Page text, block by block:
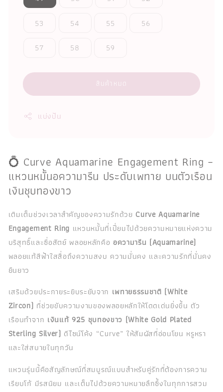
53
54 55
56
57
58 59
สินค้าหมด
แบ่งปัน
💍 Curve Aquamarine Engagement Ring –
แหวนหมั้นอความารีน ประดับเพทาย บนตัวเรือน
เงินชุบทองขาว
เติมเต็มช่วงเวลาสำคัญของความรักด้วย Curve Aquamarine
Engagement Ring แหวนหมั้นที่เปี่ยมไปด้วยความหมายแห่งความ
บริสุทธิ์และซื่อสัตย์ พลอยหลักคือ อความารีน (Aquamarine)
พลอยแท้สีฟ้าใสสื่อถึงความสงบ ความมั่นคง และความรักที่มั่นคง
ยืนยาว
เสริมด้วยประกายระยิบระยับจาก เพทายธรรมชาติ (White
Zircon) ที่ช่วยขับความงามของพลอยหลักให้โดดเด่นยิ่งขึ้น ตัว
เรือนทำจาก เงินแท้ 925 ชุบทองขาว (White Gold Plated
Sterling Silver) ดีไซน์โค้ง “Curve” ให้สัมผัสที่อ่อนโยน หรูหรา
และใส่สบายในทุกวัน
แหวนรุ่นนี้คือสัญลักษณ์ที่สมบูรณ์แบบสำหรับคู่รักที่ต้องการความ
เรียบโก้ มีรสนิยม และเต็มไปด้วยความหมายลึกซึ้งในทุกการสวม